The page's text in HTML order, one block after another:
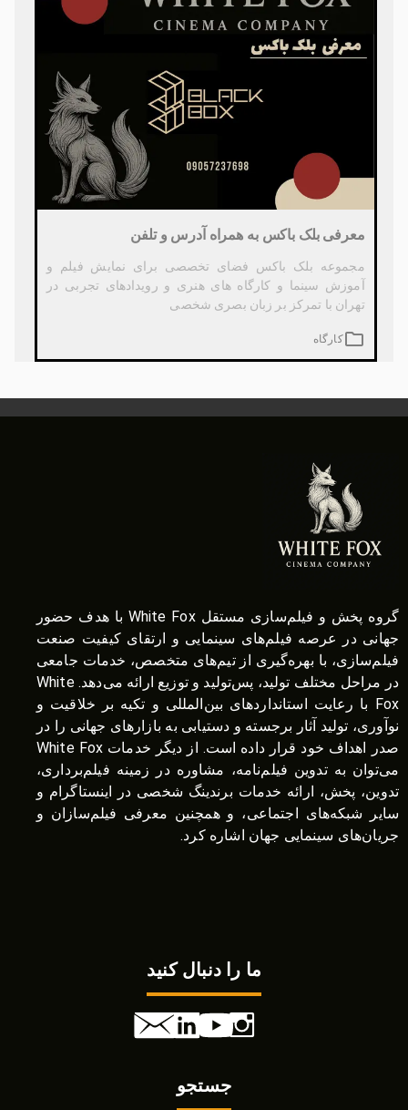
معرفی بلک باکس به همراه آدرس و تلفن
مجموعه بلک باکس فضای تخصصی برای نمایش فیلم و
آموزش سینما و کارگاه های هنری و رویدادهای تجربی در
تهران با تمرکز بر زبان بصری شخصی
کارگاه
گروه پخش و فیلم‌سازی مستقل White Fox با هدف حضور
جهانی در عرصه فیلم‌های سینمایی و ارتقای کیفیت صنعت
فیلم‌سازی، با بهره‌گیری از تیم‌های متخصص، خدمات جامعی
در مراحل مختلف تولید، پس‌تولید و توزیع ارائه می‌دهد. White
Fox با رعایت استانداردهای بین‌المللی و تکیه بر خلاقیت و
نوآوری، تولید آثار برجسته و دستیابی به بازارهای جهانی را در
صدر اهداف خود قرار داده است. از دیگر خدمات White Fox
می‌توان به تدوین فیلم‌نامه، مشاوره در زمینه فیلم‌برداری،
تدوین، پخش، ارائه خدمات برندینگ شخصی در اینستاگرام و
سایر شبکه‌های اجتماعی، و همچنین معرفی فیلم‌سازان و
جریان‌های سینمایی جهان اشاره کرد.
ما را دنبال کنید
جستجو